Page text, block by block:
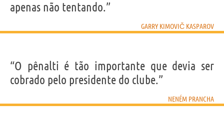
apenas não tentando.”
GARRY KIMOVIČ KASPAROV
“O pênalti é tão importante que devia ser
cobrado pelo presidente do clube.”
NENÉM PRANCHA